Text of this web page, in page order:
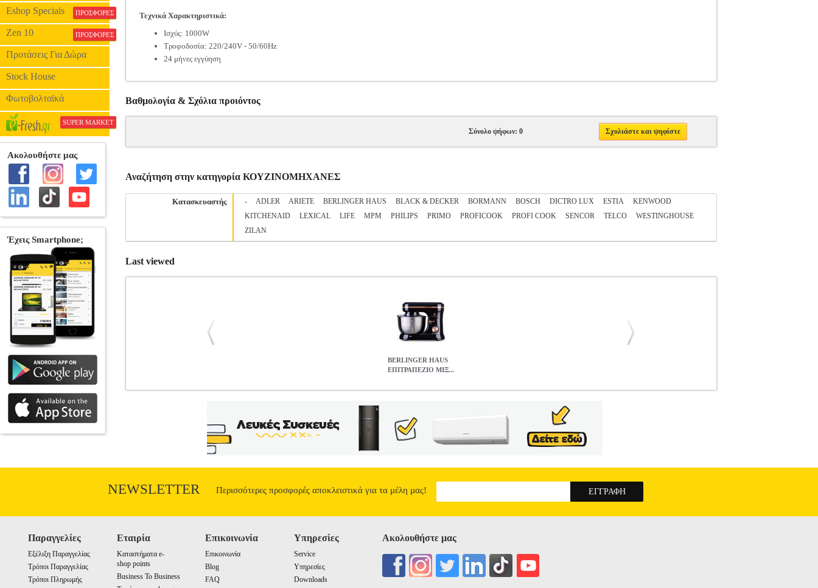
Eshop Specials ΠΡΟΣΦΟΡΕΣ
Zen 10 ΠΡΟΣΦΟΡΕΣ
Προτάσεις Για Δώρα
Stock House
Φωτοβολταϊκά
SUPER MARKET
Τεχνικά Χαρακτηριστικά:
Ισχύς: 1000W
Τροφοδοσία: 220/240V - 50/60Hz
24 μήνες εγγύηση
Βαθμολογία & Σχόλια προιόντος
Σύνολο ψήφων: 0 Σχολιάστε και ψηφίστε
Αναζήτηση στην κατηγορία ΚΟΥΖΙΝΟΜΗΧΑΝΕΣ
Κατασκευαστής - ADLER ARIETE BERLINGER HAUS BLACK & DECKER BORMANN BOSCH DICTRO LUX ESTIA
KENWOOD
KITCHENAID
LEXICAL LIFE MPM PHILIPS PRIMO PROFICOOK PROFI COOK SENCOR TELCO
WESTINGHOUSE
ZILAN
Last viewed
BERLINGER HAUS
ΕΠΙΤΡΑΠΕΖΙΟ ΜΙΞ...
ΚΟΥΖΙΝΟΜΗΧΑΝΕΣ
Κατηγορία: ΚΟΥΖΙΝΟΜΗΧΑΝΕΣ •BERLINGER HAUS στην κατηγορία
ΚΟΥΖΙΝΟΜΗΧΑΝΕΣ Η Κουζινομηχανή Berlinger Haus 1000W με Κάδο 4.5lt είναι η ιδανική επιλογή για να κάνετε τη μαγειρική σας εμπειρία πιο εύκολη
και αποδοτική. Με ισχυρό μοτέρ 1000W και κάδο 4, 5 lt από ανοξείδωτο ατσάλι 18/10, το μίξερ αυτό προσφέρει εξαιρετική απόδοση και αντοχή για
καθημερινή χρήση. Είτε πρόκειται για ανάμιξη, χτύπημα ή ζύμωμα, η συσκευή αυτή είναι ιδανική για κάθε ανάγκη στην κουζίνα. Χαρακτηριστικά: • Ισχύς:
1000W για ισχυρή και αποτελεσματική απόδοση • 8 επίπεδα ταχύτητας και λειτουργία turbopulse για ακριβή έλεγχο της ανάμιξης • Κάδος 4, 5 lt από
μαρέγκες και άλλα Τεχνικά Χαρακτηριστικά: • Ισχύς: 1000W • Τροφοδοσία: 220/240V - 50/60Hz • 24 μήνες εγγύησηBERLINGER HAUS ΕΠΙΤΡΑΠΕΖΙΟ
ΜΙΞΕΡ - ΚΟΥΖΙΝΟΜΗΧΑΝΗ 4.5L INOX 1000W BLACK ROSE COLLECTION BH-9458
NEWSLETTER Περισσότερες προσφορές αποκλειστικά για τα μέλη μας!
Παραγγελίες
Εξέλιξη Παραγγελίας
Τρόποι Παραγγελίας
Τρόποι Πληρωμής
Εταιρία
Καταστήματα e-
shop points
Business To Business
Επικοινωνία
Επικοινωνία
Blog
FAQ
Υπηρεσίες
Service
Υπηρεσίες
Downloads
Ακολουθήστε μας